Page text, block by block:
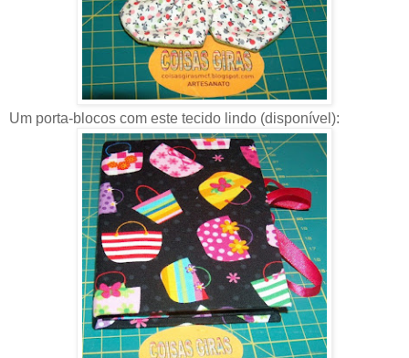
Um porta-blocos com este tecido lindo (disponível):